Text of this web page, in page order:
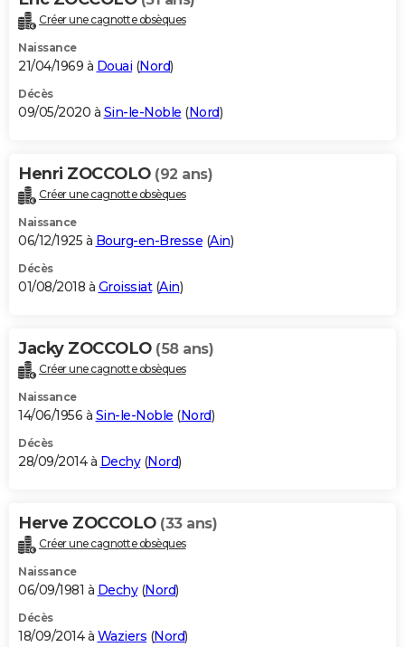
Créer une cagnotte obsèques
Naissance
21/04/1969 à Douai (Nord)
Décès
09/05/2020 à Sin-le-Noble (Nord)
Henri ZOCCOLO (92 ans)
Créer une cagnotte obsèques
Naissance
06/12/1925 à Bourg-en-Bresse (Ain)
Décès
01/08/2018 à Groissiat(Ain)
Jacky ZOCCOLO (58 ans)
Créer une cagnotte obsèques
Naissance
14/06/1956 à Sin-le-Noble (Nord)
Décès
28/09/2014 à Dechy(Nord)
Herve ZOCCOLO (33 ans)
Créer une cagnotte obsèques
Naissance
06/09/1981 à Dechy(Nord)
Décès
18/09/2014 à Waziers (Nord)